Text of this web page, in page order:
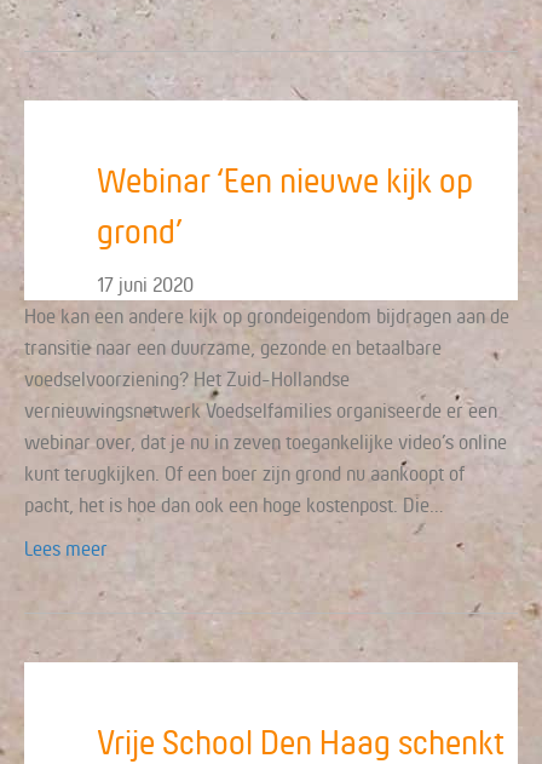
Webinar ‘Een nieuwe kijk op
grond’
17 juni 2020
Hoe kan een andere kijk op grondeigendom bijdragen aan de
transitie naar een duurzame, gezonde en betaalbare
voedselvoorziening? Het Zuid-Hollandse
vernieuwingsnetwerk Voedselfamilies organiseerde er een
webinar over, dat je nu in zeven toegankelijke video’s online
kunt terugkijken. Of een boer zijn grond nu aankoopt of
pacht, het is hoe dan ook een hoge kostenpost. Die…
Lees meer
Vrije School Den Haag schenkt